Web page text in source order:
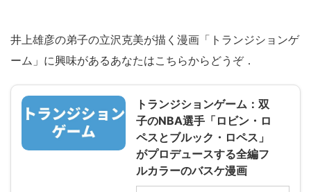
井上雄彦の弟子の立沢克美が描く漫画「トランジションゲ
ーム」に興味があるあなたはこちらからどうぞ．
トランジションゲーム：双
子のNBA選手「ロビン・ロ
ペスとブルック・ロペス」
がプロデュースする全編フ
ルカラーのバスケ漫画